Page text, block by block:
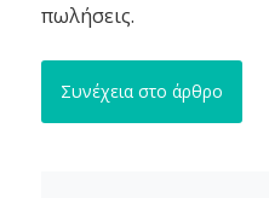
πωλήσεις.
Συνέχεια στο άρθρο